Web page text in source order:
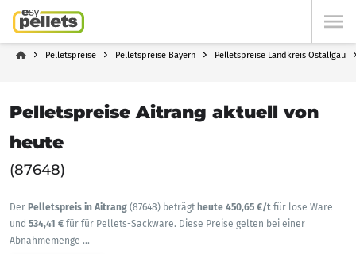
Pelletspreise Pelletspreise Bayern Pelletspreise Landkreis Ostallgäu
Pelletspreise Aitrang aktuell von
heute
(87648)
Der Pelletspreis in Aitrang (87648) beträgt heute 450,65 €/t für lose Ware
und 534,41 € für für Pellets-Sackware. Diese Preise gelten bei einer
Abnahmemenge ...